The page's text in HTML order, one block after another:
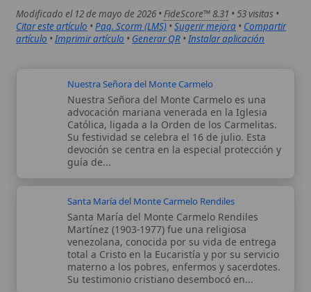
Autor:Comité editorial
Artículo supervisado por el Comité
patrísticos, de santos, artículos
teológicos, documentos históricos, actas
de concilios, encíclicas, fuentes
magisteriales y documentos oficiales de
la Iglesia.
Wikitólica © 2026. Enciclopedia del patrimonio doctrinal,
histórico y litúrgico de la Iglesia Católica. Parte de la red formativa
Curso Católico,Buscador CatólicoyCustodio Animae . Con
analíticas anónimas. Licencia CC BY-SA(texto). Editado en
Valencia, España.ISSN: 3101-7339. Bajo el patrocinio de San
Carlo Acutis.
Sobre nosotros
Categorias